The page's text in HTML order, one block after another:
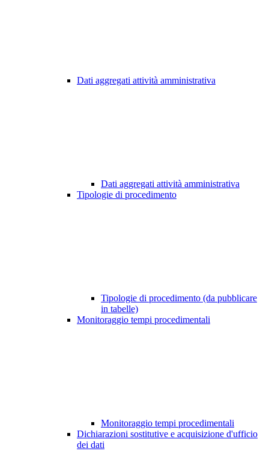
Dati aggregati attività amministrativa
Dati aggregati attività amministrativa
Tipologie di procedimento
Tipologie di procedimento (da pubblicare
in tabelle)
Monitoraggio tempi procedimentali
Monitoraggio tempi procedimentali
Dichiarazioni sostitutive e acquisizione d'ufficio
dei dati